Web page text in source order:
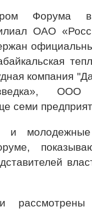
Форума
ОАО
компания
ООО
семи
и